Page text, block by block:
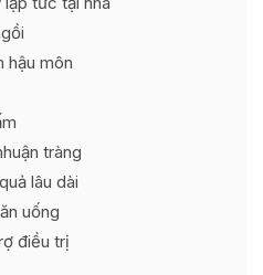
hậu môn
tràng
lâu dài
uống
điều trị